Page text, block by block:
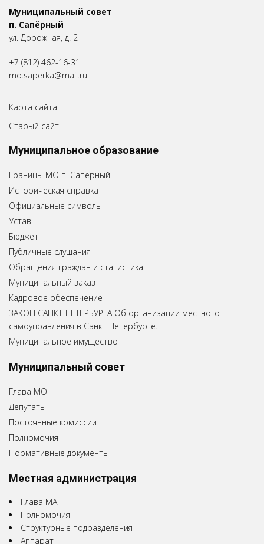
Муниципальный совет
п. Сапёрный
ул. Дорожная, д. 2
+7 (812) 462-16-31
mo.saperka@mail.ru
Карта сайта
Старый сайт
Муниципальное образование
Границы МО п. Сапёрный
Историческая справка
Официальные символы
Устав
Бюджет
Публичные слушания
Обращения граждан и статистика
Муниципальный заказ
Кадровое обеспечение
ЗАКОН САНКТ-ПЕТЕРБУРГА Об организации местного
самоуправления в Санкт-Петербурге.
Муниципальное имущество
Муниципальный совет
Глава МО
Депутаты
Постоянные комиссии
Полномочия
Нормативные документы
Местная администрация
Глава МА
Полномочия
Структурные подразделения
Аппарат